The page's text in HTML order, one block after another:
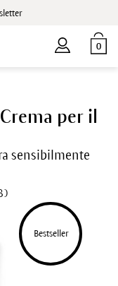
0
per il
sensibilmente
)
Bestseller